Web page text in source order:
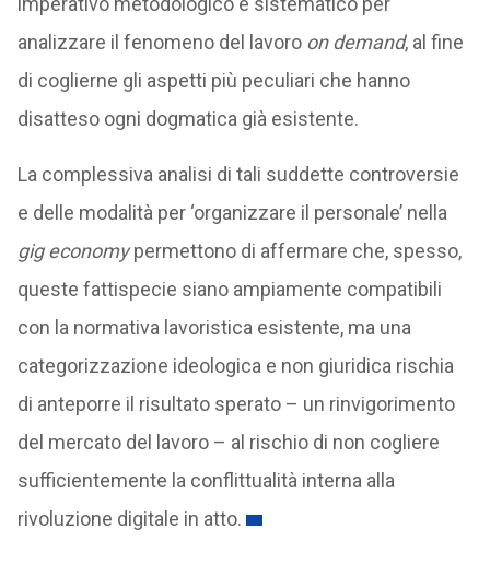
analizzare il fenomeno del lavoro on demand, al fine
di coglierne gli aspetti più peculiari che hanno
disatteso ogni dogmatica già esistente.
La complessiva analisi di tali suddette controversie
e delle modalità per ‘organizzare il personale’ nella
gig economypermettono di affermare che, spesso,
queste fattispecie siano ampiamente compatibili
con la normativa lavoristica esistente, ma una
categorizzazione ideologica e non giuridica rischia
di anteporre il risultato sperato – un rinvigorimento
del mercato del lavoro – al rischio di non cogliere
sufficientemente la conflittualità interna alla
rivoluzione digitale in atto.